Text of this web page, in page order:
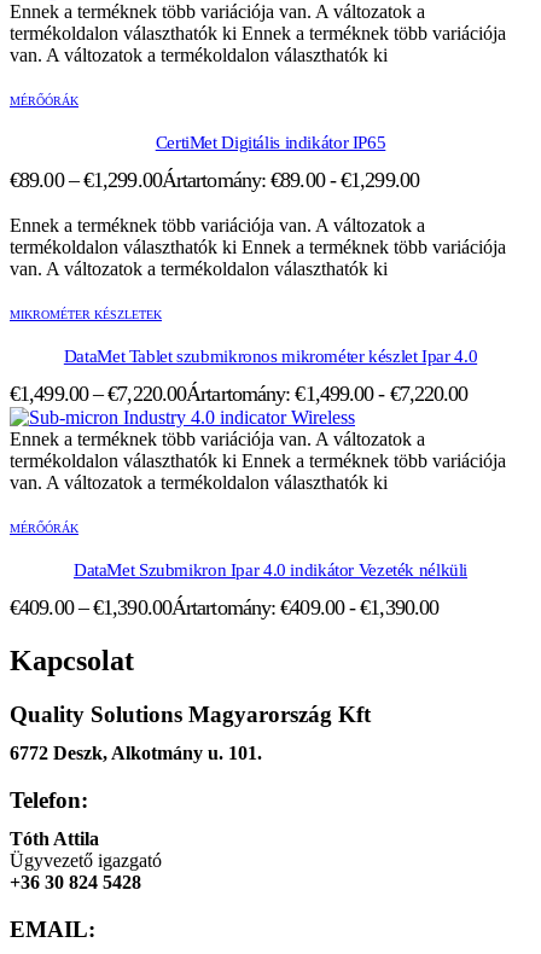
Ennek a terméknek több variációja van. A változatok a
termékoldalon választhatók ki Ennek a terméknek több variációja
van. A változatok a termékoldalon választhatók ki
MÉRŐÓRÁK
CertiMet Digitális indikátor IP65
€89.00 – €1,299.00Ártartomány: €89.00 - €1,299.00
Ennek a terméknek több variációja van. A változatok a
termékoldalon választhatók ki Ennek a terméknek több variációja
van. A változatok a termékoldalon választhatók ki
MIKROMÉTER KÉSZLETEK
DataMet Tablet szubmikronos mikrométer készlet Ipar 4.0
€1,499.00 – €7,220.00Ártartomány: €1,499.00 - €7,220.00
Ennek a terméknek több variációja van. A változatok a
termékoldalon választhatók ki Ennek a terméknek több variációja
van. A változatok a termékoldalon választhatók ki
MÉRŐÓRÁK
DataMet Szubmikron Ipar 4.0 indikátor Vezeték nélküli
€409.00 – €1,390.00Ártartomány: €409.00 - €1,390.00
Kapcsolat
Quality Solutions Magyarország Kft
6772 Deszk, Alkotmány u. 101.
Telefon:
Tóth Attila
Ügyvezető igazgató
+36 30 824 5428
EMAIL: